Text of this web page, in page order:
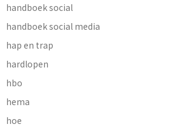
handboek social
handboek social media
hap en trap
hardlopen
hbo
hema
hoe